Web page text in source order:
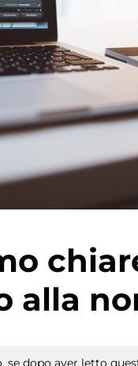
alla
se dopo aver letto